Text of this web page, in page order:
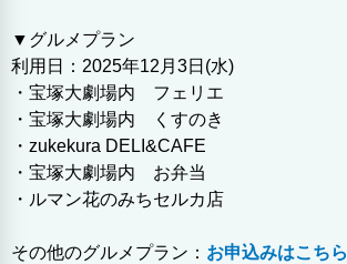
▼グルメプラン
利用日：2025年12月3日(水)
・宝塚大劇場内 フェリエ
・宝塚大劇場内 くすのき
・zukekura DELI&CAFE
・宝塚大劇場内 お弁当
・ルマン花のみちセルカ店
その他のグルメプラン： お申込みはこちら